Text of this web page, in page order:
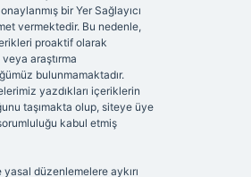
bir Yer Sağlayıcı
vermektedir. Bu nedenle,
proaktif olarak
araştırma
bulunmamaktadır.
yazdıkları içeriklerin
taşımakta olup, siteye üye
kabul etmiş
düzenlemelere aykırı